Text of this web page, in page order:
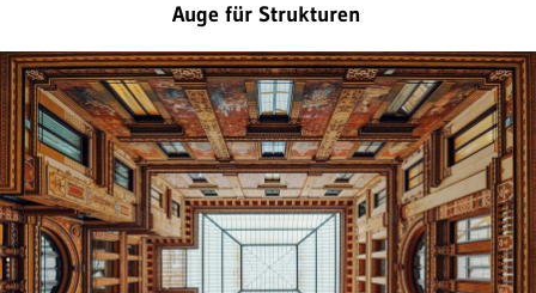
Auge für Strukturen